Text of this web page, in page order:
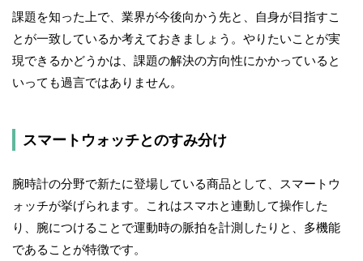
課題を知った上で、業界が今後向かう先と、自身が目指すこ
とが一致しているか考えておきましょう。やりたいことが実
現できるかどうかは、課題の解決の方向性にかかっていると
いっても過言ではありません。
スマートウォッチとのすみ分け
腕時計の分野で新たに登場している商品として、スマートウ
ォッチが挙げられます。これはスマホと連動して操作した
り、腕につけることで運動時の脈拍を計測したりと、多機能
であることが特徴です。